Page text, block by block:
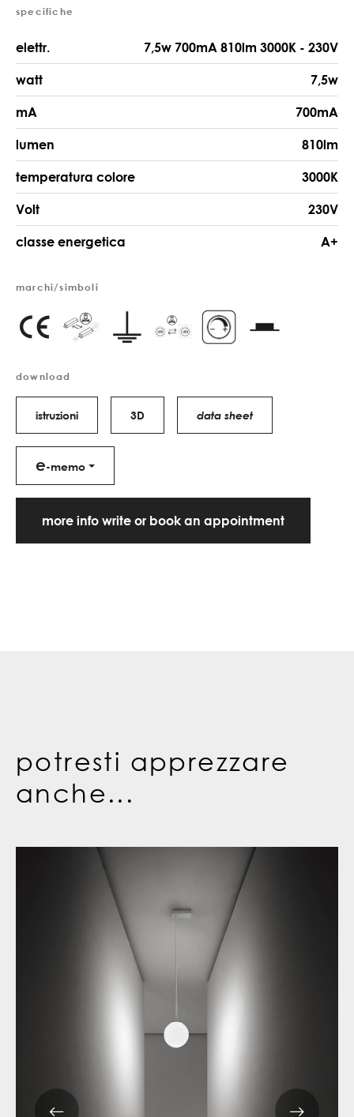
specifiche
elettr. 7,5w 700mA 810lm 3000K - 230V
watt 7,5w
mA 700mA
lumen 810lm
temperatura colore 3000K
Volt 230V
classe energetica A+
marchi/simboli
download
istruzioni 3D data sheet
e-memo
more info write or book an appointment
potresti apprezzare
anche...